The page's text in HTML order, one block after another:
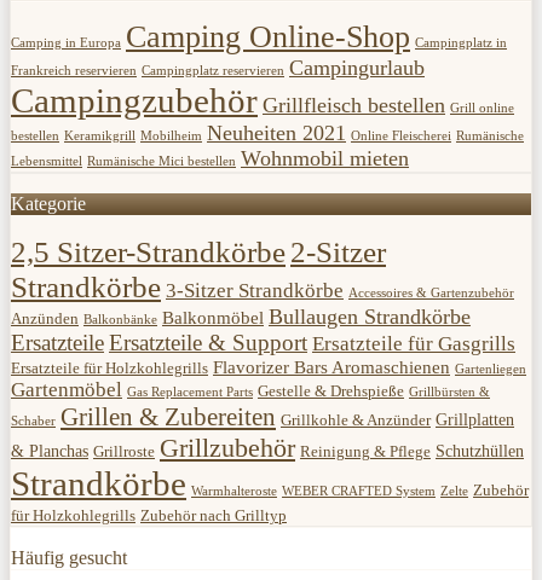
Camping in Europa Camping Online-Shop Campingplatz in
Frankreich reservieren Campingplatz reservieren Campingurlaub
Campingzubehör Grillfleisch bestellen Grill online
bestellen Keramikgrill Mobilheim Neuheiten 2021 Online Fleischerei Rumänische
Lebensmittel Rumänische Mici bestellen Wohnmobil mieten
Kategorie
2,5 Sitzer-Strandkörbe2-Sitzer
Strandkörbe 3-Sitzer Strandkörbe Accessoires & Gartenzubehör
Anzünden Balkonbänke Balkonmöbel Bullaugen Strandkörbe
ErsatzteileErsatzteile & Support Ersatzteile für Gasgrills
Ersatzteile für Holzkohlegrills Flavorizer Bars Aromaschienen Gartenliegen
Gartenmöbel Gas Replacement Parts Gestelle & Drehspieße Grillbürsten &
Schaber Grillen & Zubereiten Grillkohle & Anzünder Grillplatten
& Planchas Grillroste Grillzubehör Reinigung & Pflege Schutzhüllen
Strandkörbe Warmhalteroste WEBER CRAFTED System Zelte Zubehör
für Holzkohlegrills Zubehör nach Grilltyp
Häufig gesucht